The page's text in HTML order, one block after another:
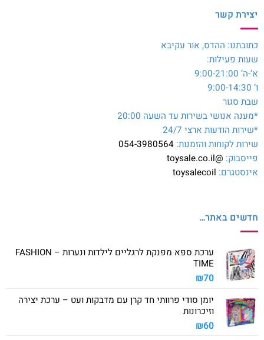
יצירת קשר
כתובתנו: ההדס, אור עקיבא
שעות פעילות:
א’-ה’ 9:00-21:00
ו’ 9:00-14:30
שבת סגור
*מענה אנושי בשירות עד השעה 20:00
*שירות הודעות ארצי 24/7
שירות לקוחות והזמנות: 054-3980564
פייסבוק: @toysale.co.il
אינסטגרם: toysalecoil
חדשים באתר…
ערכת ספא מפנקת לרגליים לילדות ונערות – FASHION
TIME
₪70
יומן סודי פרוותי חד קרן עם מדבקות ועט – ערכת יצירה
וזיכרונות
₪60